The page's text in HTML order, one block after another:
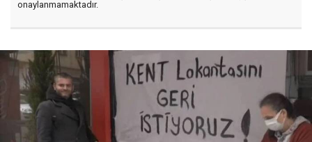
onaylanmamaktadır.